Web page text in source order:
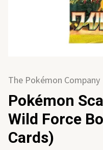
The Pokémon Company
Pokémon
Wild Force
Cards)